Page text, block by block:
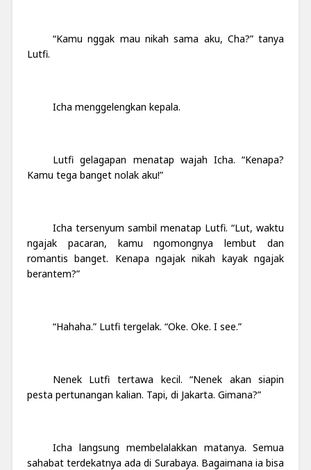
“Kamu nggak mau nikah sama aku, Cha?” tanya
Lutfi.
Icha menggelengkan kepala.
Lutfi gelagapan menatap wajah Icha. “Kenapa?
Kamu tega banget nolak aku!”
Icha tersenyum sambil menatap Lutfi. “Lut, waktu
ngajak pacaran, kamu ngomongnya lembut dan
romantis banget. Kenapa ngajak nikah kayak ngajak
berantem?”
“Hahaha.” Lutfi tergelak. “Oke. Oke. I see.”
Nenek Lutfi tertawa kecil. “Nenek akan siapin
pesta pertunangan kalian. Tapi, di Jakarta. Gimana?”
Icha langsung membelalakkan matanya. Semua
sahabat terdekatnya ada di Surabaya. Bagaimana ia bisa